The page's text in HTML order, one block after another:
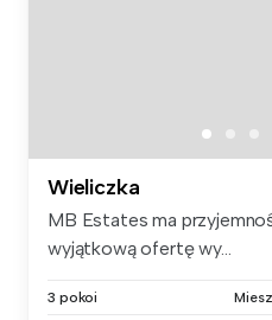
Wieliczka
MB Estates ma
wyjątkową ofertę wy...
3 pokoi